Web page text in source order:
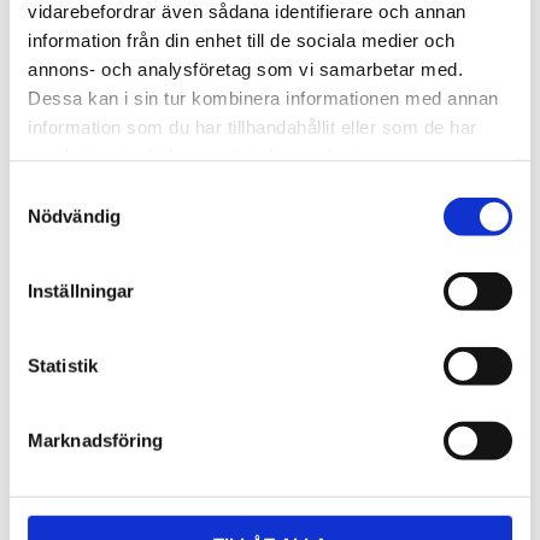
vidarebefordrar även sådana identifierare och annan
information från din enhet till de sociala medier och
annons- och analysföretag som vi samarbetar med.
Dessa kan i sin tur kombinera informationen med annan
information som du har tillhandahållit eller som de har
Nödvändig
Inställningar
Statistik
Marknadsföring